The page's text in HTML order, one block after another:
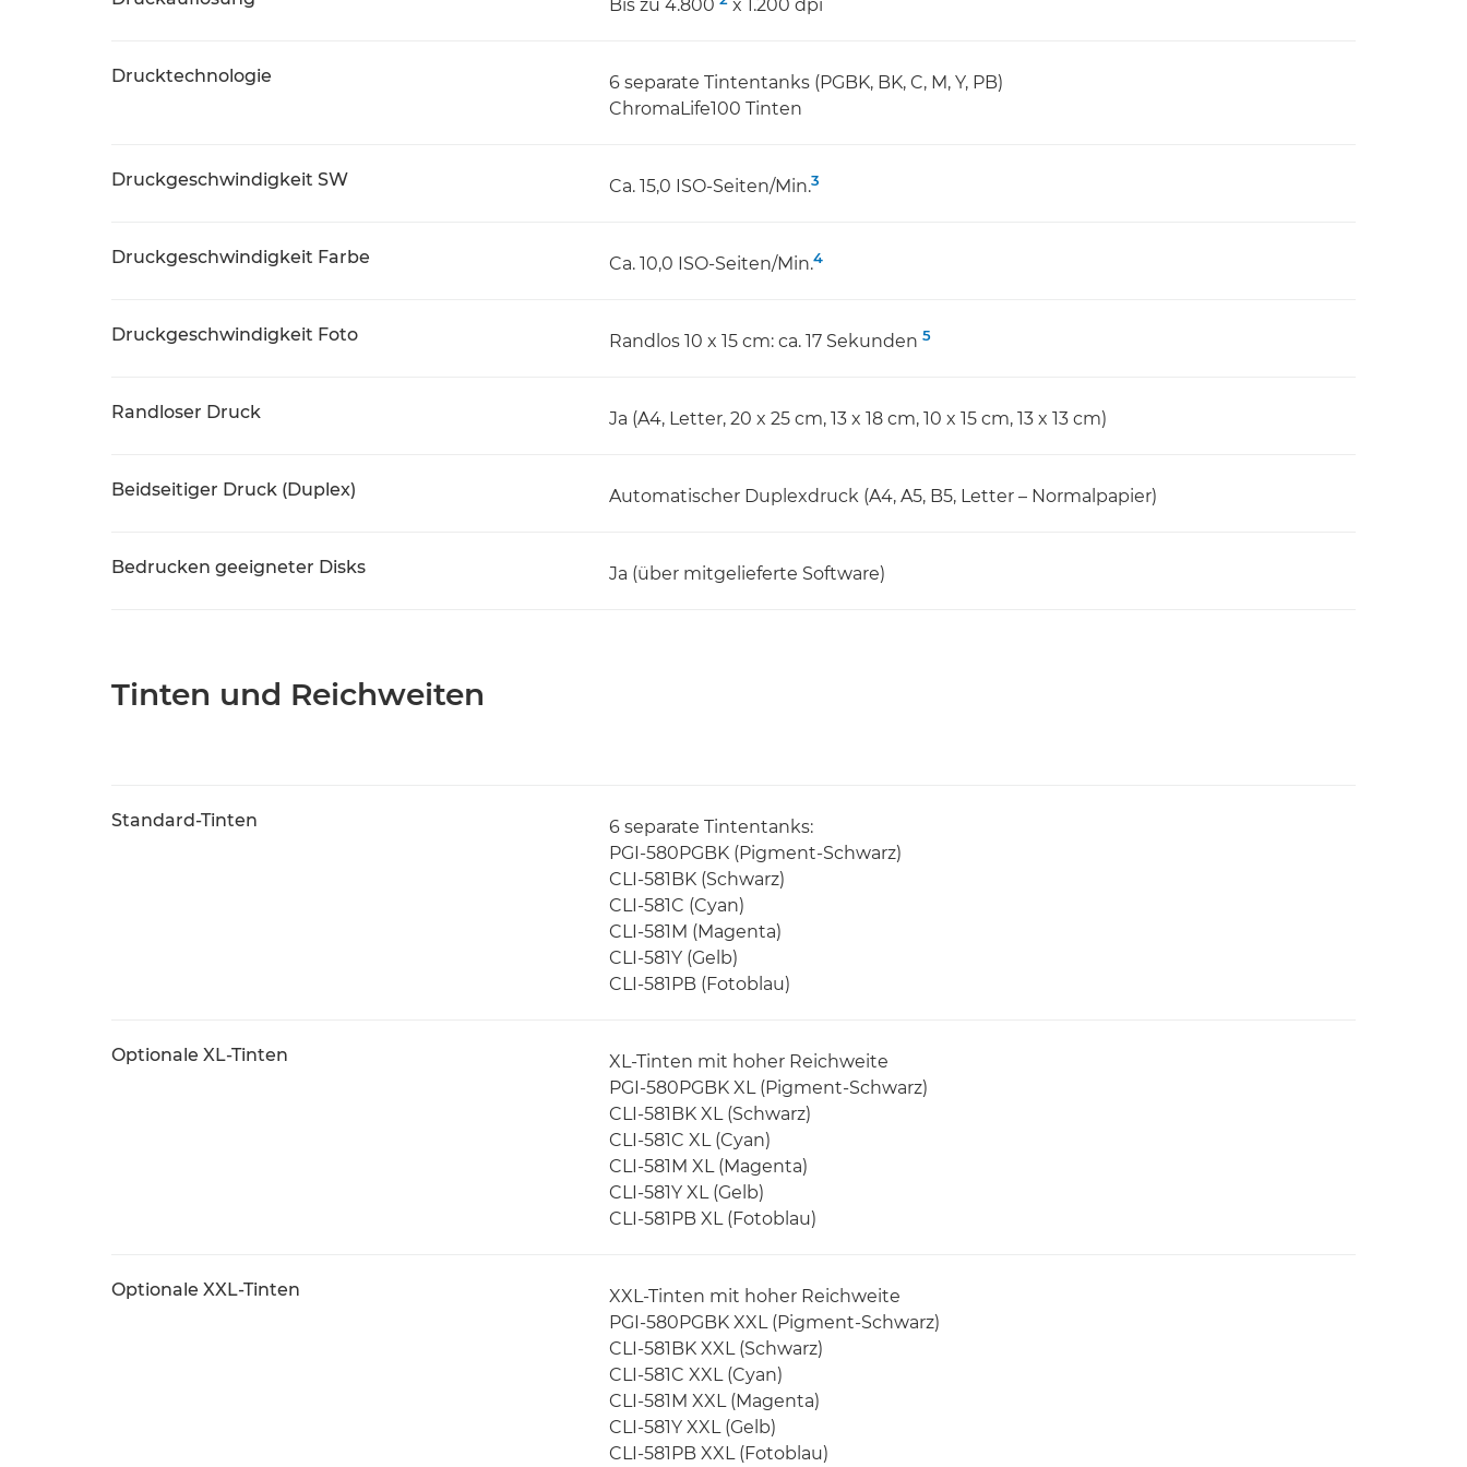
Bis zu 4.800 x 1.200 dpi
Drucktechnologie
6 separate Tintentanks (PGBK, BK, C, M, Y, PB)
ChromaLife100 Tinten
Druckgeschwindigkeit SW Ca. 15,0 ISO-Seiten/Min.3
Druckgeschwindigkeit Farbe Ca. 10,0 ISO-Seiten/Min.4
Druckgeschwindigkeit Foto Randlos 10 x 15 cm: ca. 17 Sekunden 5
Randloser Druck Ja (A4, Letter, 20 x 25 cm, 13 x 18 cm, 10 x 15 cm, 13 x 13 cm)
Beidseitiger Druck (Duplex) Automatischer Duplexdruck (A4, A5, B5, Letter – Normalpapier)
Bedrucken geeigneter Disks Ja (über mitgelieferte Software)
Tinten und Reichweiten
Standard-Tinten
6 separate Tintentanks:
PGI-580PGBK (Pigment-Schwarz)
CLI-581BK (Schwarz)
CLI-581C (Cyan)
CLI-581M (Magenta)
CLI-581Y (Gelb)
CLI-581PB (Fotoblau)
Optionale XL-Tinten
XL-Tinten mit hoher Reichweite
PGI-580PGBK XL (Pigment-Schwarz)
CLI-581BK XL (Schwarz)
CLI-581C XL (Cyan)
CLI-581M XL (Magenta)
CLI-581Y XL (Gelb)
CLI-581PB XL (Fotoblau)
Optionale XXL-Tinten
XXL-Tinten mit hoher Reichweite
PGI-580PGBK XXL (Pigment-Schwarz)
CLI-581BK XXL (Schwarz)
CLI-581C XXL (Cyan)
CLI-581M XXL (Magenta)
CLI-581Y XXL (Gelb)
CLI-581PB XXL (Fotoblau)